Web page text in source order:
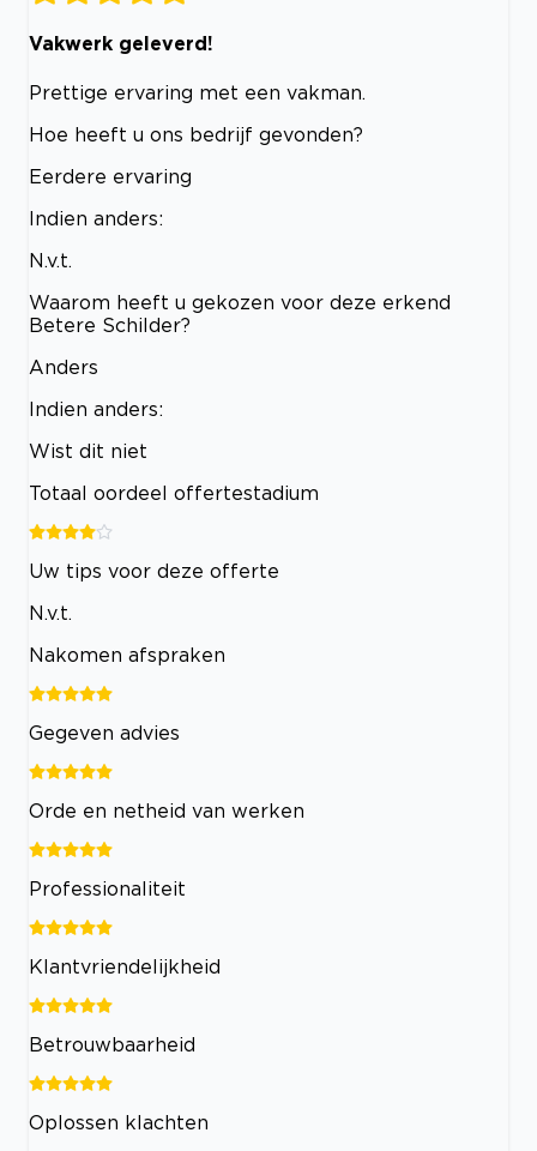
Vakwerk geleverd!
Prettige ervaring met een vakman.
Hoe heeft u ons bedrijf gevonden?
Eerdere ervaring
Indien anders:
N.v.t.
Waarom heeft u gekozen voor deze erkend
Betere Schilder?
Anders
Indien anders:
Wist dit niet
Totaal oordeel offertestadium
Uw tips voor deze offerte
N.v.t.
Nakomen afspraken
Gegeven advies
Orde en netheid van werken
Professionaliteit
Klantvriendelijkheid
Betrouwbaarheid
Oplossen klachten